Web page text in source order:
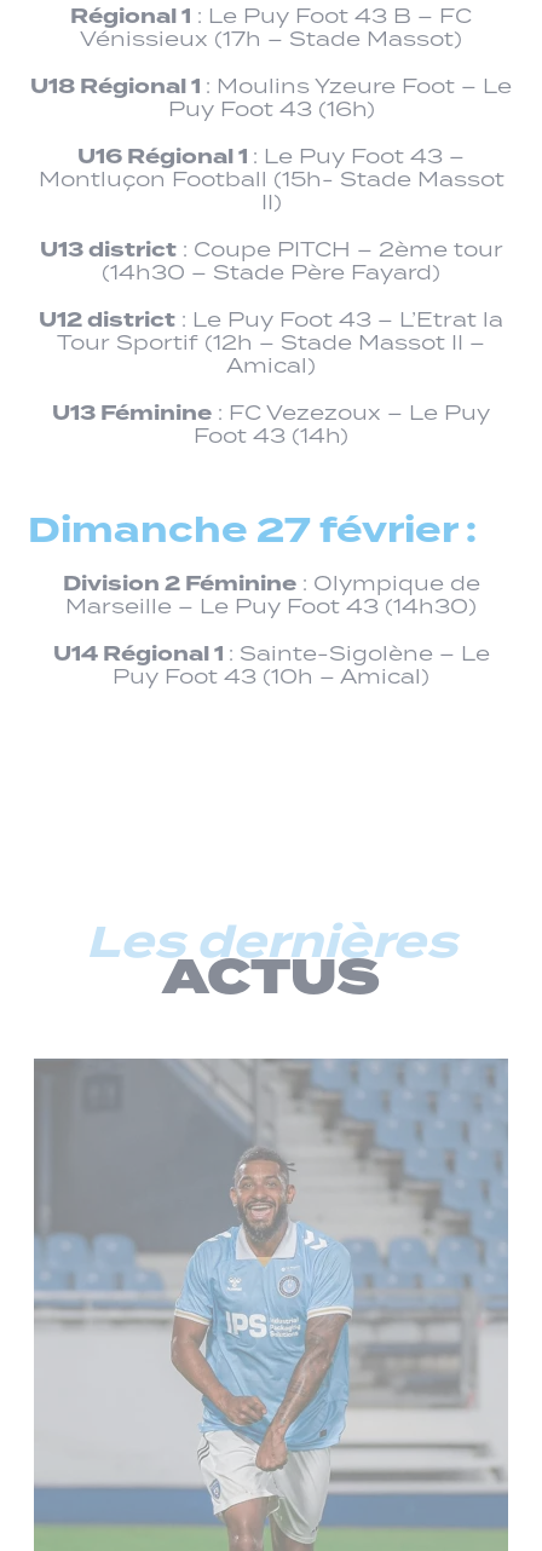
Régional 1 : Le Puy Foot 43 B – FC
Vénissieux (17h – Stade Massot)
U18 Régional 1 : Moulins Yzeure Foot – Le
Puy Foot 43 (16h)
U16 Régional 1 : Le Puy Foot 43 –
Montluçon Football (15h- Stade Massot
II)
U13 district: Coupe PITCH – 2ème tour
(14h30 – Stade Père Fayard)
U12 district : Le Puy Foot 43 – L’Etrat la
Tour Sportif (12h – Stade Massot II –
Amical)
U13 Féminine : FC Vezezoux – Le Puy
Foot 43 (14h)
Dimanche 27 février :
Division 2 Féminine: Olympique de
Marseille – Le Puy Foot 43 (14h30)
U14 Régional 1 : Sainte-Sigolène – Le
Puy Foot 43 (10h – Amical)
Les dernières
ACTUS